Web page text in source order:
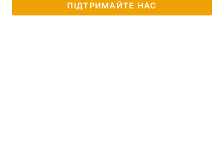
ПІДТРИМАЙТЕ НАС